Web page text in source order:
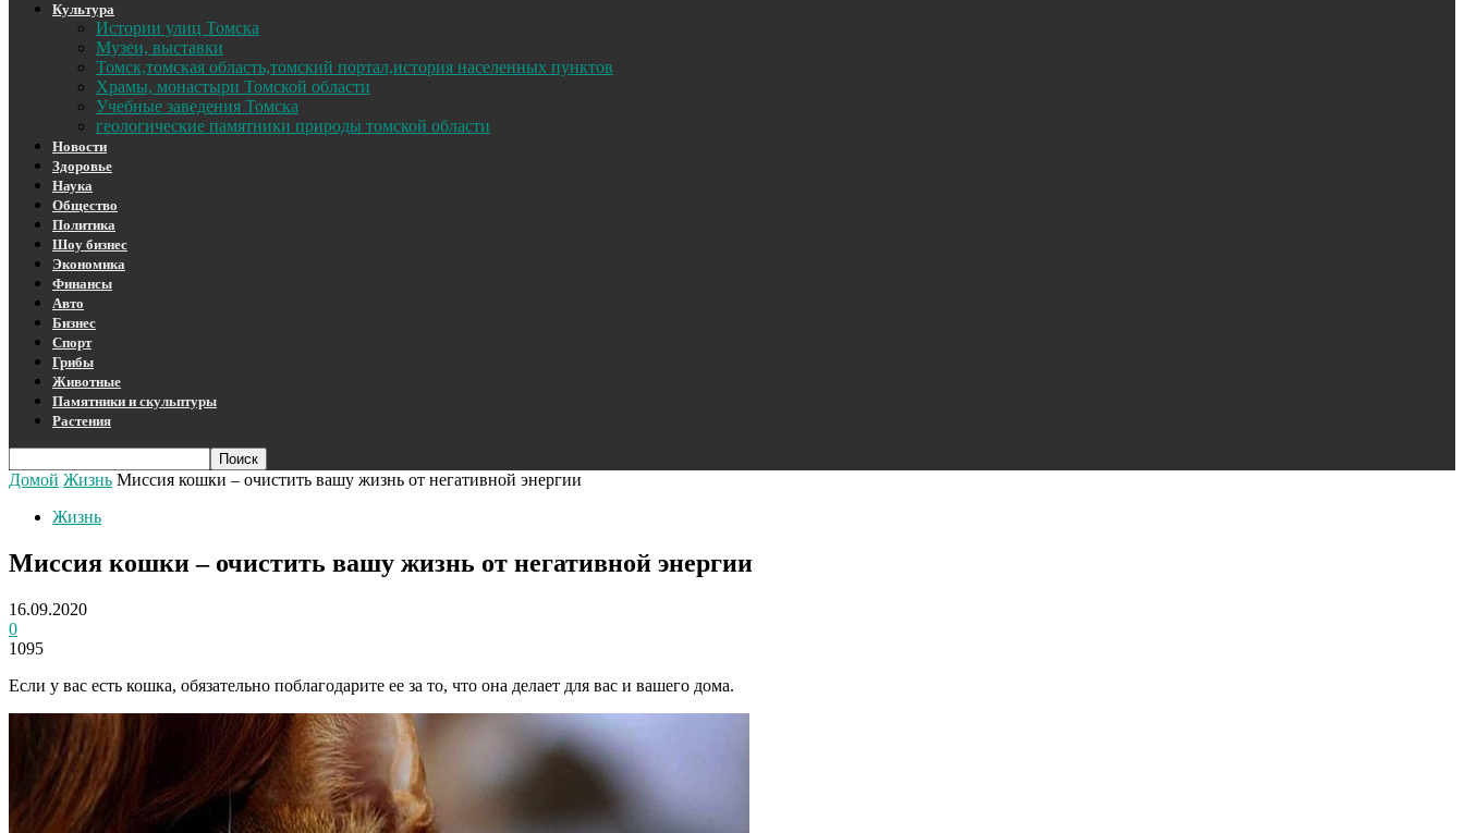
Культура
Истории улиц Томска
Музеи, выставки
Томск,томская область,томский портал,история населенных пунктов
Храмы, монастыри Томской области
Учебные заведения Томска
геологические памятники природы томской области
Новости
Здоровье
Наука
Общество
Политика
Шоу бизнес
Экономика
Финансы
Авто
Бизнес
Спорт
Грибы
Животные
Памятники и скульптуры
Растения
Домой Жизнь Миссия кошки – очистить вашу жизнь от негативной энергии
Жизнь
Миссия кошки – очистить вашу жизнь от негативной энергии
16.09.2020
0
1095
Если у вас есть кошка, обязательно поблагодарите ее за то, что она делает для вас и вашего дома.